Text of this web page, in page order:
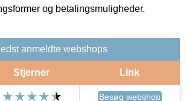
og betalingsmuligheder.
anmeldte webshops
Stjerner Link
Besøg webshop